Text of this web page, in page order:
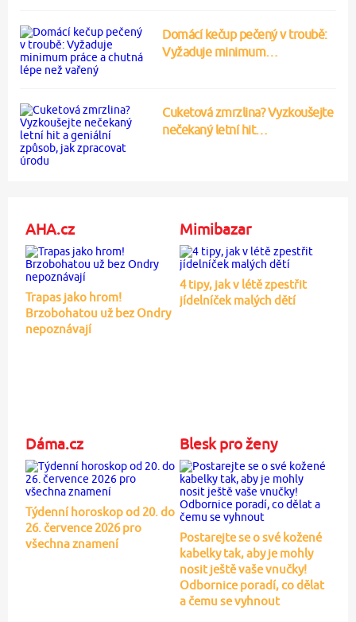
Domácí kečup pečený v troubě:
Vyžaduje minimum…
Cuketová zmrzlina? Vyzkoušejte
nečekaný letní hit…
AHA.cz
Trapas jako hrom!
Brzobohatou už bez Ondry
nepoznávají
Mimibazar
4 tipy, jak v létě zpestřit
jídelníček malých dětí
Dáma.cz
Týdenní horoskop od 20. do
26. července 2026 pro
všechna znamení
Blesk pro ženy
Postarejte se o své kožené
kabelky tak, aby je mohly
nosit ještě vaše vnučky!
Odbornice poradí, co dělat
a čemu se vyhnout